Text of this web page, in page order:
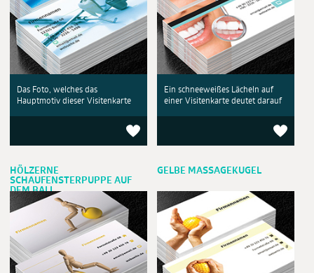
Das Foto, welches das
Hauptmotiv dieser Visitenkarte
Ein schneeweißes Lächeln auf
einer Visitenkarte deutet darauf
HÖLZERNE
SCHAUFENSTERPUPPE AUF
DEM BALL
GELBE MASSAGEKUGEL